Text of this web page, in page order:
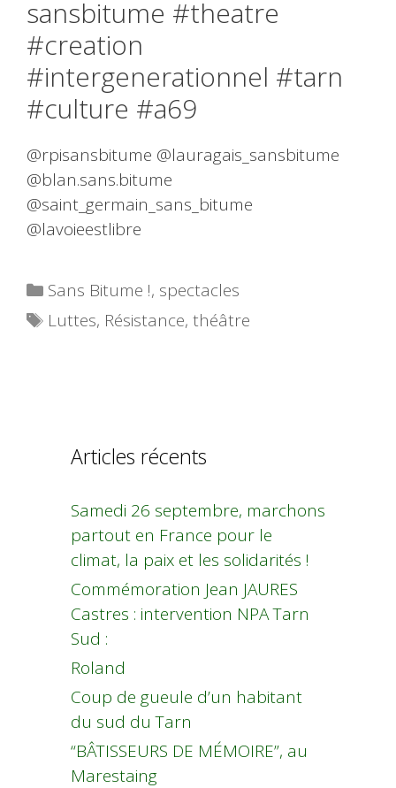
sansbitume #theatre
#creation
#intergenerationnel #tarn
#culture #a69
@rpisansbitume @lauragais_sansbitume
@blan.sans.bitume
@saint_germain_sans_bitume
@lavoieestlibre
Catégories
Sans Bitume !, spectacles
Étiquettes
Luttes, Résistance,théâtre
Articles récents
Samedi 26 septembre, marchons
partout en France pour le
climat, la paix et les solidarités !
Commémoration Jean JAURES
Castres : intervention NPA Tarn
Sud :
Roland
Coup de gueule d’un habitant
du sud du Tarn
“BÂTISSEURS DE MÉMOIRE”, au
Marestaing